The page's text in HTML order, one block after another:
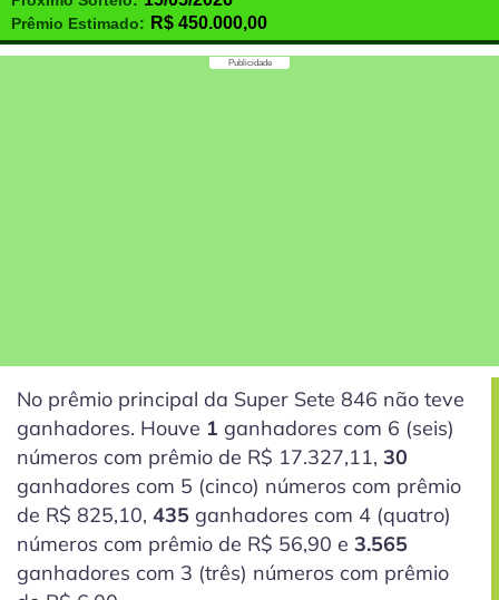
Prêmio Estimado: R$ 450.000,00
Publicidade
No prêmio principal da Super Sete 846 não teve
ganhadores. Houve 1 ganhadores com 6 (seis)
números com prêmio de R$ 17.327,11, 30
ganhadores com 5 (cinco) números com prêmio
de R$ 825,10, 435 ganhadores com 4 (quatro)
números com prêmio de R$ 56,90 e 3.565
ganhadores com 3 (três) números com prêmio